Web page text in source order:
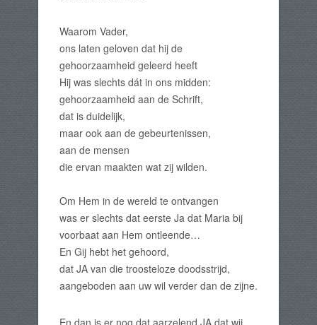
Waarom Vader,
ons laten geloven dat hij de
gehoorzaamheid geleerd heeft
Hij was slechts dát in ons midden:
gehoorzaamheid aan de Schrift,
dat is duidelijk,
maar ook aan de gebeurtenissen,
aan de mensen
die ervan maakten wat zij wilden.
Om Hem in de wereld te ontvangen
was er slechts dat eerste Ja dat Maria bij
voorbaat aan Hem ontleende…
En Gij hebt het gehoord,
dat JA van die troosteloze doodsstrijd,
aangeboden aan uw wil verder dan de zijne.